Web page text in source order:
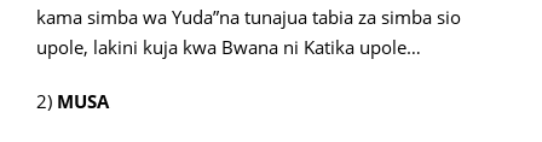
kama simba wa Yuda”na tunajua tabia za simba sio
upole, lakini kuja kwa Bwana ni Katika upole…
2) MUSA